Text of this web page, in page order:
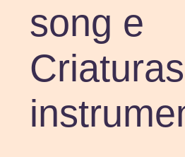
song e
Criaturas